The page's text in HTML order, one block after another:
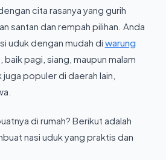
cita rasanya yang gurih
santan dan rempah pilihan. Anda
uduk dengan mudah di warung
baik pagi, siang, maupun malam
juga populer di daerah lain,
di rumah? Berikut adalah
nasi uduk yang praktis dan